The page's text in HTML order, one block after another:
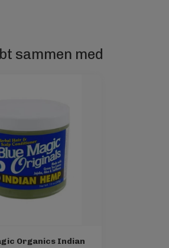
sammen med
Organics Indian